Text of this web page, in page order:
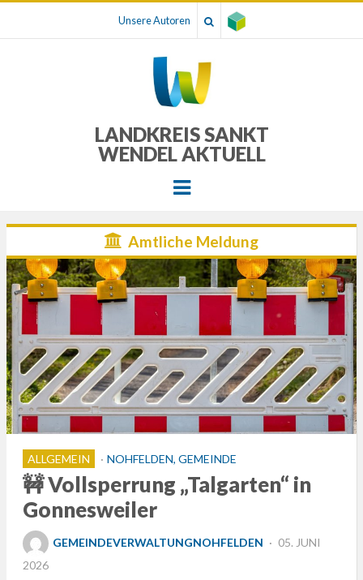
Unsere Autoren
LANDKREIS SANKT
WENDEL AKTUELL
Menu
Amtliche Meldung
ALLGEMEIN NOHFELDEN, GEMEINDE
🚧 Vollsperrung „Talgarten“ in
Gonnesweiler
GEMEINDEVERWALTUNGNOHFELDEN
POSTED
05. JUNI
2026